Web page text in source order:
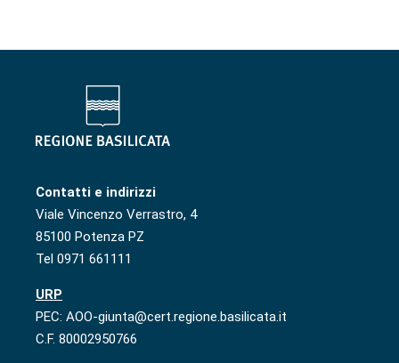
Contatti e indirizzi
Viale Vincenzo Verrastro, 4
85100 Potenza PZ
Tel 0971 661111
URP
PEC: AOO-giunta@cert.regione.basilicata.it
C.F. 80002950766